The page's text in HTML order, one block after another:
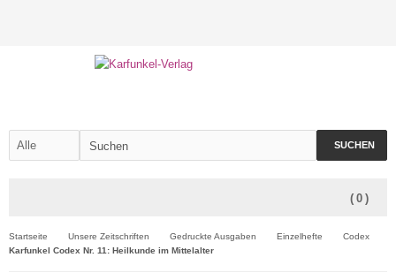
SUCHEN
( 0 )
Startseite Unsere Zeitschriften Gedruckte Ausgaben Einzelhefte
Codex
Karfunkel Codex Nr. 11: Heilkunde im Mittelalter